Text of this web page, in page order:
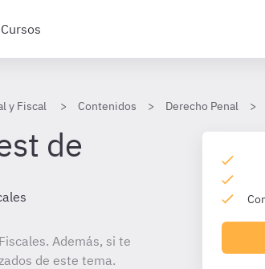
Cursos
y Fiscal Contenidos Derecho Penal
de
Además, si te
de este tema.